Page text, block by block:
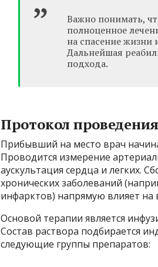
Важно понимать,
полноценное
на спасение жизни
Дальнейшая
подхода.
Протокол
Прибывший на место врач
Проводится измерение
аускультация сердца и легких.
хронических заболеваний
инфарктов) напрямую влияет на
Основой терапии является
Состав раствора подбирается
следующие группы препаратов: